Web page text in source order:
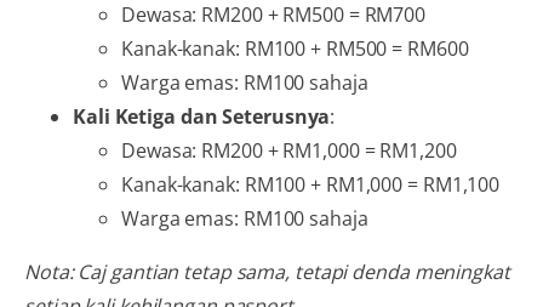
Dewasa: RM200 + RM500 = RM700
Kanak-kanak: RM100 + RM500 = RM600
Warga emas: RM100 sahaja
Kali Ketiga dan Seterusnya:
Dewasa: RM200 + RM1,000 = RM1,200
Kanak-kanak: RM100 + RM1,000 = RM1,100
Warga emas: RM100 sahaja
Nota: Caj gantian tetap sama, tetapi denda meningkat